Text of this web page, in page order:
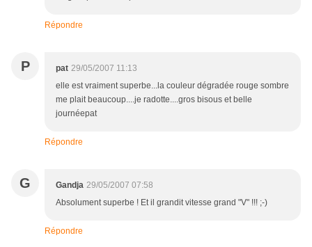
Répondre
P pat 29/05/2007 11:13
elle est vraiment superbe...la couleur dégradée rouge sombre
me plait beaucoup....je radotte....gros bisous et belle
journéepat
Répondre
G Gandja 29/05/2007 07:58
Absolument superbe ! Et il grandit vitesse grand "V" !!! ;-)
Répondre